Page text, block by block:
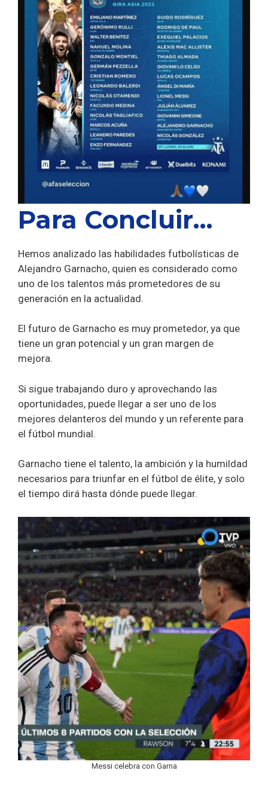
Para Concluir…
Hemos analizado las habilidades futbolísticas de
Alejandro Garnacho, quien es considerado como
uno de los talentos más prometedores de su
generación en la actualidad.
El futuro de Garnacho es muy prometedor, ya que
tiene un gran potencial y un gran margen de
mejora.
Si sigue trabajando duro y aprovechando las
oportunidades, puede llegar a ser uno de los
mejores delanteros del mundo y un referente para
el fútbol mundial.
Garnacho tiene el talento, la ambición y la humildad
necesarios para triunfar en el fútbol de élite, y solo
el tiempo dirá hasta dónde puede llegar.
Messi celebra con Garna